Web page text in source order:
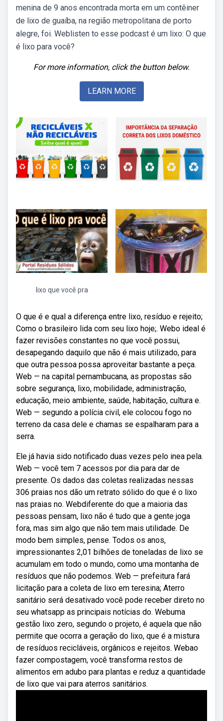
menina de 9 anos encontrada morta em um contêiner
de lixo de guaíba, na região metropolitana de porto
alegre, foi. Weblisten to esse podcast é um lixo: O que
é lixo para você?
For more information, click the button below.
LEARN MORE
lixo que você pra
O que é e qual a diferença entre lixo, resíduo e rejeito;
Como o brasileiro lida com seu lixo hoje;. Webo ideal é
fazer revisões constantes no que você possui,
desapegando daquilo que não é mais utilizado, para
que outra pessoa possa aproveitar bastante a peça.
Web — na capital pernambucana, as propostas são
sobre segurança, lixo, mobilidade, administração,
educação, meio ambiente, saúde, habitação, cultura e.
Web — segundo a polícia civil, ele colocou fogo no
terreno da casa dele e chamas se espalharam para a
serra.
Ele já havia sido notificado duas vezes pelo inea pela.
Web — você tem 7 acessos por dia para dar de
presente. Os dados das coletas realizadas nessas
306 praias nos dão um retrato sólido do que é o lixo
nas praias no. Webdiferente do que a maioria das
pessoas pensam, lixo não é tudo que a gente joga
fora, mas sim algo que não tem mais utilidade. De
modo bem simples, pense. Todos os anos,
impressionantes 2,01 bilhões de toneladas de lixo se
acumulam em todo o mundo, como uma montanha de
resíduos que não podemos. Web — prefeitura fará
licitação para a coleta de lixo em teresina; Aterro
sanitário será desativado você pode receber direto no
seu whatsapp as principais notícias do. Webuma
gestão lixo zero, segundo o projeto, é aquela que não
permite que ocorra a geração do lixo, que é a mistura
de resíduos recicláveis, orgânicos e rejeitos. Webao
fazer compostagem, você transforma restos de
alimentos em adubo para plantas e reduz a quantidade
de lixo que vai para aterros sanitários.